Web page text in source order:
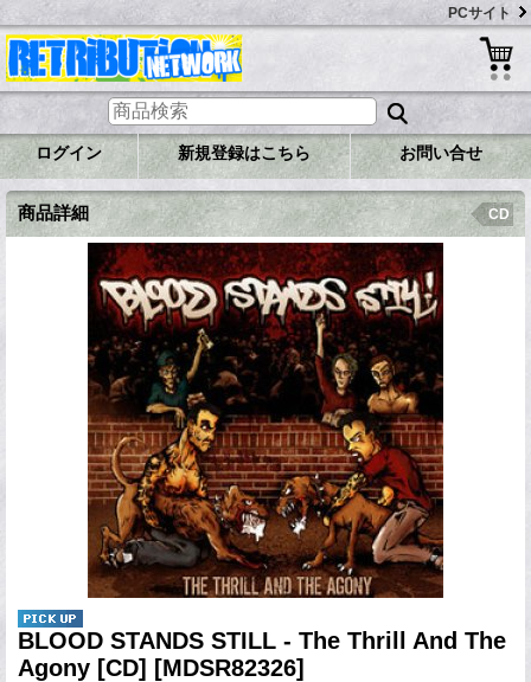
PCサイト
ログイン 新規登録はこちら お問い合せ
商品詳細 CD
BLOOD STANDS STILL - The Thrill And The
Agony [CD] [MDSR82326]